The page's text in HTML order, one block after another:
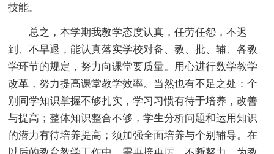
技能。
总之，本学期我教学态度认真，任劳任怨，不迟
到、不早退，能认真落实学校对备、教、批、辅、各教
学环节的规定，努力向课堂要质量。用心进行数学教学
改革，努力提高课堂教学效率。当然也有不足之处：个
别同学知识掌握不够扎实，学习习惯有待于培养，改善
与提高；整体知识整合不够，学生分析问题和运用知识
的潜力有待培养提高；须加强全面培养与个别辅导。在